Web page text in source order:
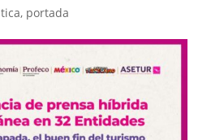
, portada